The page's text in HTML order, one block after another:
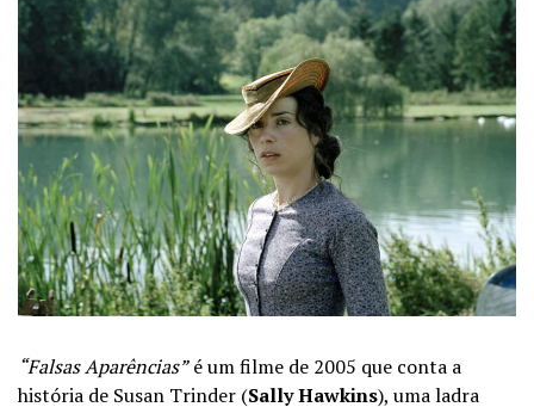
“Falsas Aparências”é um filme de 2005 que conta a
história de Susan Trinder (Sally Hawkins), uma ladra